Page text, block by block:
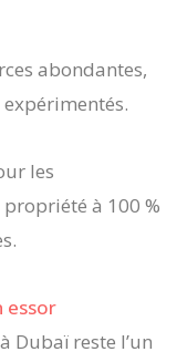
abondantes,
les
à 100 %
essor
Dubaï reste l’un